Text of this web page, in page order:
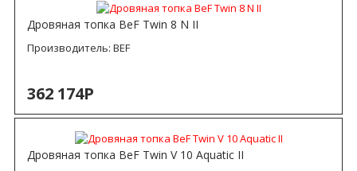
Дровяная топка BeF Twin 8 N II
Производитель: BEF
362 174Р
Дровяная топка BeF Twin V 10 Aquatic II